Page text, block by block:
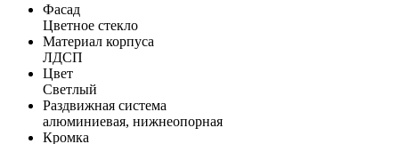
Фасад
Цветное стекло
Материал корпуса
ЛДСП
Цвет
Светлый
Раздвижная система
алюминиевая, нижнеопорная
Кромка